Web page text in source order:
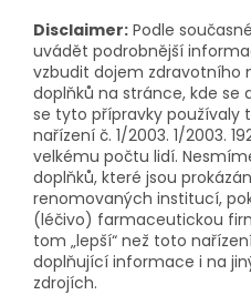
Disclaimer: Podle
uvádět podrobnější
vzbudit dojem zdravotního
doplňků na stránce, kde se
se tyto přípravky používaly
nařízení č. 1/2003. 1/2003.
velkému počtu lidí.
doplňků, které jsou
renomovaných institucí,
(léčivo) farmaceutickou
tom „lepší“ než toto
doplňující informace i na
zdrojích.